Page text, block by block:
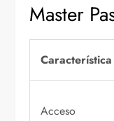
Master
Característica
Acceso